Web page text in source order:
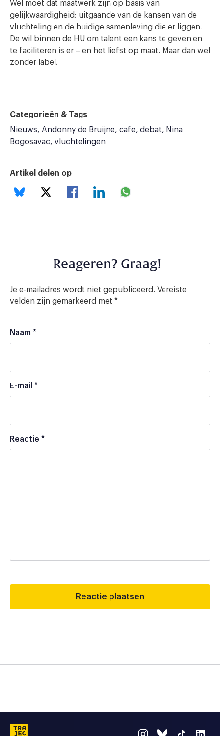
Wel moet dat maatwerk zijn op basis van
gelijkwaardigheid: uitgaande van de kansen van de
vluchteling en de huidige samenleving die er liggen.
De wil binnen de HU om talent een kans te geven en
te faciliteren is er – en het liefst op maat. Maar dan wel
zonder label.
Categorieën & Tags
Nieuws
Andonny de Bruijne cafe debat
Nina
Bogosavac vluchtelingen
Artikel delen op
Reageren? Graag!
Je e-mailadres wordt niet gepubliceerd. Vereiste
velden zijn gemarkeerd met *
Naam *
E-mail *
Reactie *